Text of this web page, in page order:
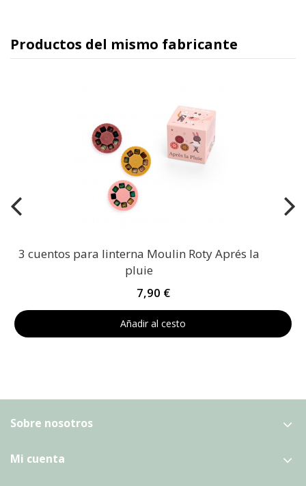
Productos del mismo fabricante
3 cuentos para linterna Moulin Roty Aprés la
pluie
7,90 €
Añadir al cesto
Sobre nosotros
Mi cuenta